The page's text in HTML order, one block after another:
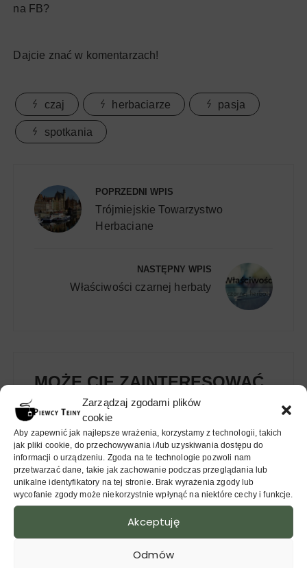
Zarządzaj zgodami plików
cookie
Aby zapewnić jak najlepsze wrażenia, korzystamy z technologii, takich
jak pliki cookie, do przechowywania i/lub uzyskiwania dostępu do
informacji o urządzeniu. Zgoda na te technologie pozwoli nam
przetwarzać dane, takie jak zachowanie podczas przeglądania lub
unikalne identyfikatory na tej stronie. Brak wyrażenia zgody lub
wycofanie zgody może niekorzystnie wpłynąć na niektóre cechy i funkcje.
Akceptuję
Odmów
na FB?
Dajcie znać w komentarzach!
czaj herbaciarze pasja
spotkania
wpisu
POPRZEDNI WPIS
Trójmiejskie Towarzystwo
Herbaciane
NASTĘPNY WPIS
Właściwości czarnej herbaty
MOŻE CIĘ ZAINTERESOWAĆ
HERBACIANY „STARBUCKS”
W MADRYCIE – T8 TEA BAR
HERBACIARNIA SAN WEI
W MADRYCIE